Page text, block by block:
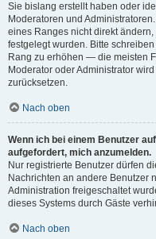
Sie bislang erstellt haben oder
Moderatoren und
eines Ranges nicht direkt
festgelegt wurden. Bitte
Rang zu erhöhen — die meisten
Moderator oder Administrator
zurücksetzen.
Nach oben
Wenn ich bei einem Benutzer
aufgefordert, mich anzumelden.
Nur registrierte Benutzer dürfen
Nachrichten an andere Benutzer
Administration freigeschaltet
dieses Systems durch Gäste
Nach oben